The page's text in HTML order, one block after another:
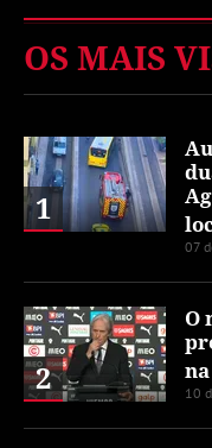
OS MAIS
1
07
2
O
10